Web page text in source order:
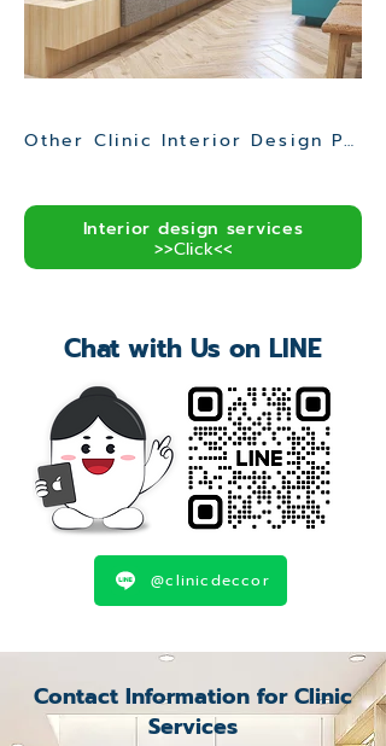
Other Clinic Interior Design Project>>
Interior design services
>>Click<<
Chat with Us on LINE
@clinicdeccor
Contact Information for Clinic
Services